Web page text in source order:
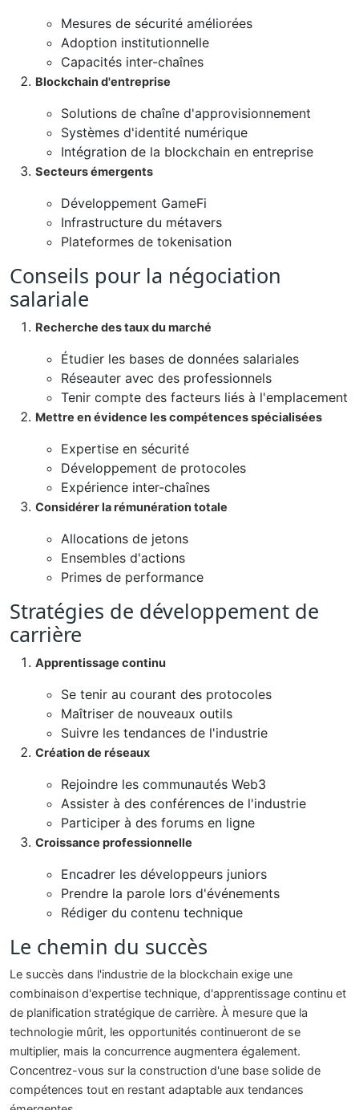
Mesures de sécurité améliorées
Adoption institutionnelle
Capacités inter-chaînes
Blockchain d'entreprise
Solutions de chaîne d'approvisionnement
Systèmes d'identité numérique
Intégration de la blockchain en entreprise
Secteurs émergents
Développement GameFi
Infrastructure du métavers
Plateformes de tokenisation
Conseils pour la négociation
salariale
Recherche des taux du marché
Étudier les bases de données salariales
Réseauter avec des professionnels
Tenir compte des facteurs liés à l'emplacement
Mettre en évidence les compétences spécialisées
Expertise en sécurité
Développement de protocoles
Expérience inter-chaînes
Considérer la rémunération totale
Allocations de jetons
Ensembles d'actions
Primes de performance
Stratégies de développement de
carrière
Apprentissage continu
Se tenir au courant des protocoles
Maîtriser de nouveaux outils
Suivre les tendances de l'industrie
Création de réseaux
Rejoindre les communautés Web3
Assister à des conférences de l'industrie
Participer à des forums en ligne
Croissance professionnelle
Encadrer les développeurs juniors
Prendre la parole lors d'événements
Rédiger du contenu technique
Le chemin du succès
Le succès dans l'industrie de la blockchain exige une
combinaison d'expertise technique, d'apprentissage continu et
de planification stratégique de carrière. À mesure que la
technologie mûrit, les opportunités continueront de se
multiplier, mais la concurrence augmentera également.
Concentrez-vous sur la construction d'une base solide de
compétences tout en restant adaptable aux tendances